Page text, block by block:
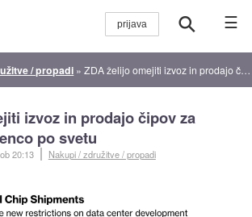
☰
/ propadi »ZDA želijo omejiti izvoz in prodajo čipov za umetno inteligenco po svetu
izvoz in prodajo čipov za
po svetu
ob 20:13 Nakupi / združitve / propadi